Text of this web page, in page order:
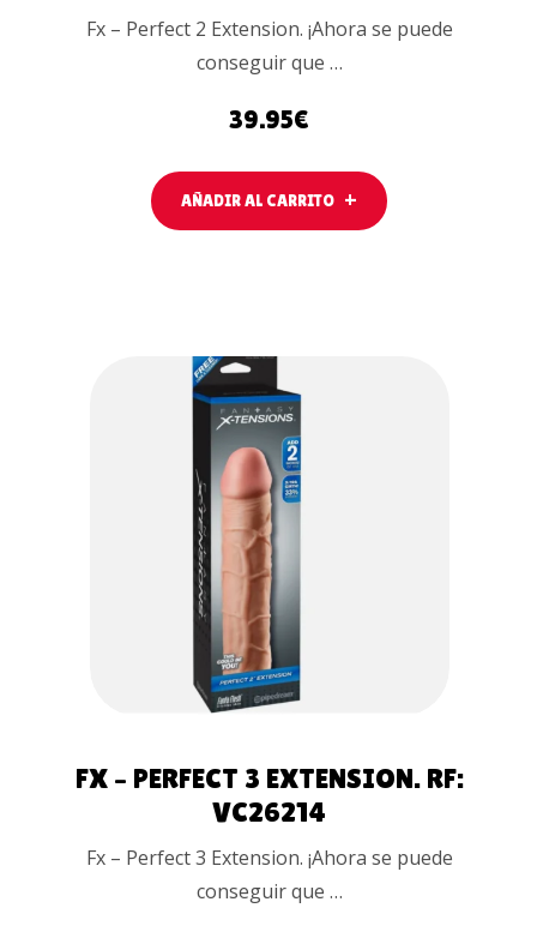
Fx – Perfect 2 Extension. ¡Ahora se puede
conseguir que …
39.95€
AÑADIR AL CARRITO
LEER MÁS
FX – PERFECT 3 EXTENSION. RF:
VC26214
Fx – Perfect 3 Extension. ¡Ahora se puede
conseguir que …